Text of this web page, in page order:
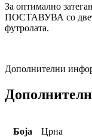
За оптимално
ПОСТАВУВА со
футролата.
Дополнителни
Боја Црна